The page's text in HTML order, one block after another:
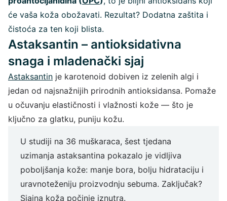
će vaša koža obožavati. Rezultat? Dodatna zaštita i
čistoća za ten koji blista.
Astaksantin – antioksidativna
snaga i mladenački sjaj
Astaksantin je karotenoid dobiven iz zelenih algi i
jedan od najsnažnijih prirodnih antioksidansa. Pomaže
u očuvanju elastičnosti i vlažnosti kože — što je
ključno za glatku, puniju kožu.
U studiji na 36 muškaraca, šest tjedana
uzimanja astaksantina pokazalo je vidljiva
poboljšanja kože: manje bora, bolju hidrataciju i
uravnoteženiju proizvodnju sebuma. Zaključak?
Sjajna koža počinje iznutra.